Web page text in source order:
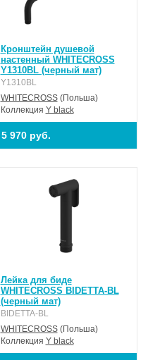
Кронштейн душевой
настенный WHITECROSS
Y1310BL (черный мат)
Y1310BL
WHITECROSS(Польша)
Коллекция Y black
5 970 руб.
Лейка для биде
WHITECROSS BIDETTA-BL
(черный мат)
BIDETTA-BL
WHITECROSS(Польша)
Коллекция Y black